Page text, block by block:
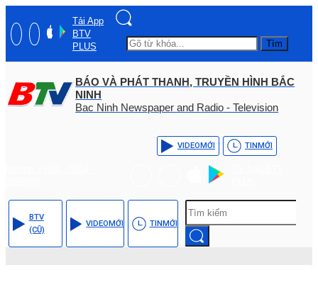
Tải App
BTV
PLUS
Tìm
BÁO VÀ PHÁT THANH, TRUYỀN HÌNH BẮC
NINH
Bac Ninh Newspaper and Radio - Television
VIDEOMỚI TINMỚI
BTV
(CŨ)
VIDEOMỚI TINMỚI